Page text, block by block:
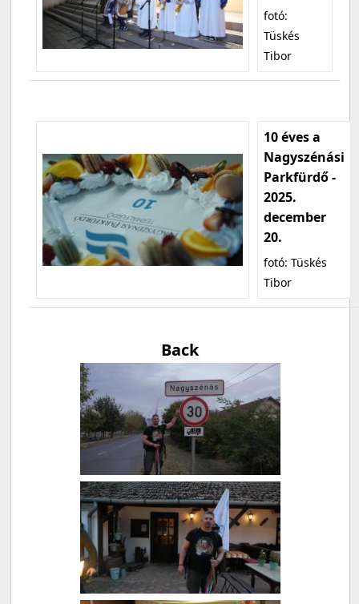
fotó:
Tüskés
Tibor
10 éves a
Nagyszénási
Parkfürdő -
2025.
december
20.
fotó: Tüskés
Tibor
Back